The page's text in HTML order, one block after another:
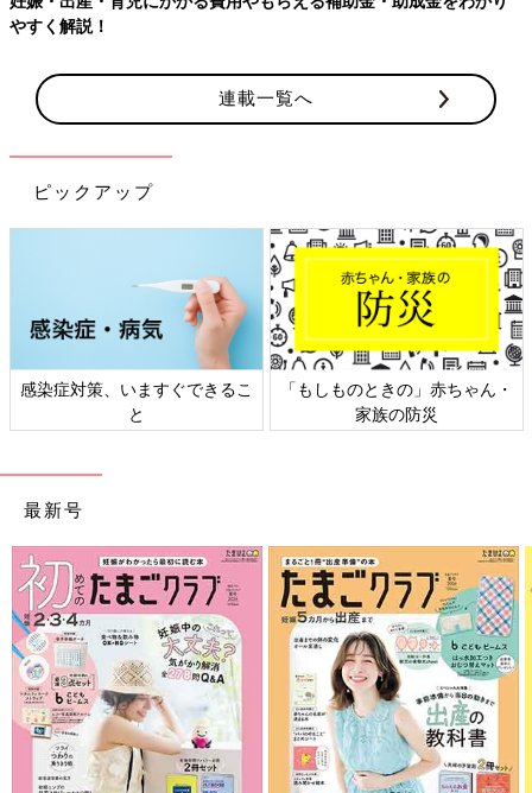
やすく解説！
連載一覧へ
ピックアップ
感染症対策、いますぐできるこ
と
「もしものときの」赤ちゃん・
家族の防災
最新号